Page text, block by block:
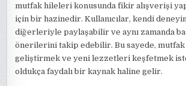
mutfak hileleri konusunda fikir alışverişi
için bir hazinedir. Kullanıcılar, kendi
diğerleriyle paylaşabilir ve aynı zamanda
önerilerini takip edebilir. Bu sayede,
geliştirmek ve yeni lezzetleri keşfetmek
oldukça faydalı bir kaynak haline gelir.